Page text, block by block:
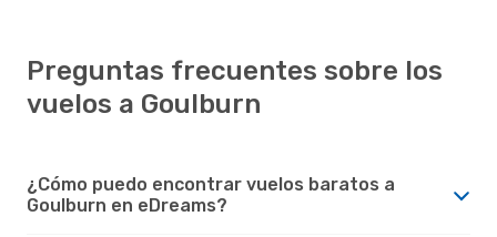
Preguntas frecuentes sobre los
vuelos a Goulburn
¿Cómo puedo encontrar vuelos baratos a
Goulburn en eDreams?